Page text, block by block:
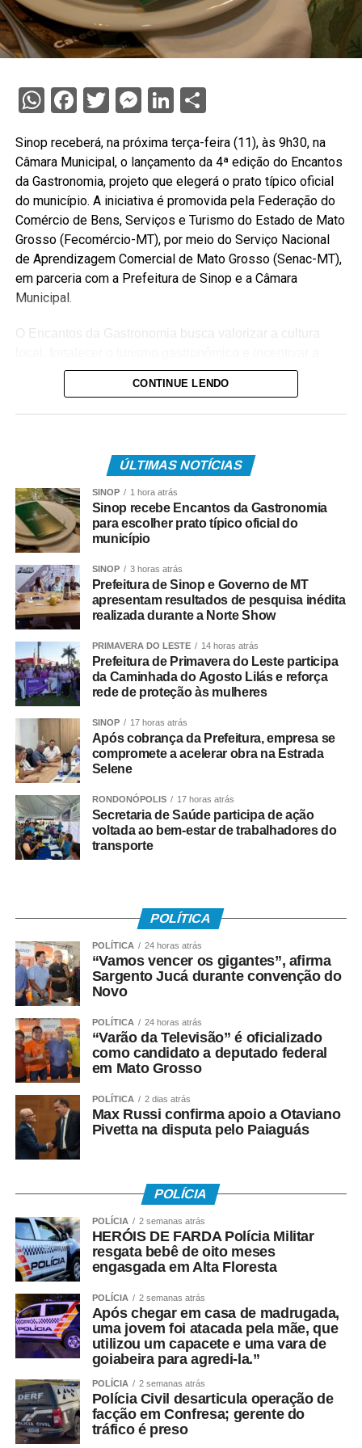
WhatsApp
Facebook
Twitter
Messenger
LinkedIn
Share
Sinop receberá, na próxima terça-feira (11), às 9h30, na
Câmara Municipal, o lançamento da 4ª edição do Encantos
da Gastronomia, projeto que elegerá o prato típico oficial
do município. A iniciativa é promovida pela Federação do
Comércio de Bens, Serviços e Turismo do Estado de Mato
Grosso (Fecomércio-MT), por meio do Serviço Nacional
de Aprendizagem Comercial de Mato Grosso (Senac-MT),
em parceria com a Prefeitura de Sinop e a Câmara
Municipal.
O Encantos da Gastronomia busca valorizar a cultura
participação da comunidade na construção de uma
identidade culinária que represente a história, os
costumes e as características da cidade. A participação
jurídicas poderão inscrever receitas originais para
concorrer ao título de prato típico oficial de Sinop. As
propostas serão avaliadas por uma comissão julgadora
com base em critérios como originalidade, criatividade e
relevância cultural.
O edital com as regras de participação e o período de
inscrições será divulgado no dia 19 de agosto. A
competição contará com etapas de avaliação técnica,
execução dos pratos e votação popular. Ao final do
processo, a receita vencedora será reconhecida
oficialmente por meio de lei municipal.
representa uma oportunidade para fortalecer a identidade
cultural do município e impulsionar o desenvolvimento
econômico por meio da gastronomia. “É uma grande
alegria para Sinop participar desse projeto, que valoriza
nossa cultura, nossa história e os sabores da nossa terra.
A gastronomia também é uma forma de mostrar o
potencial do nosso município, fortalecer os
A diretora de Turismo da Prefeitura de Sinop, Leidiane
Viegas, ressaltou que a escolha de um prato típico oficial
contribuirá para fortalecer a identidade turística do
município e ampliar a valorização da gastronomia como
atrativo para moradores e visitantes. “A gastronomia é
uma das expressões mais importantes da identidade de
um destino turístico. A escolha de um prato típico oficial
permitirá destacar ingredientes, histórias, tradições e
influências que fazem parte da formação de Sinop. Além
de valorizar os empreendedores do setor, essa iniciativa
contribui para fortalecer a imagem do município, criar
novas experiências para os visitantes e ampliar o
sentimento de pertencimento da população em relação à
Segundo o presidente do Sistema Fecomércio-MT,
Sebastião Gonçalves, valorizar a gastronomia regional é
fortalecer toda uma cadeia econômica. “O Encantos da
Gastronomia movimenta o comércio, gera oportunidades
para empreendedores, impulsiona o turismo e cria
possibilidades de renda. Ao reconhecer a culinária local
como patrimônio cultural, o projeto reafirma o
compromisso do Sistema Comércio com o
desenvolvimento dos municípios mato-grossenses”,
afirmou.
O diretor regional do Senac-MT, Igor Cunha, ressaltou
que o projeto ultrapassa a proposta de uma competição
CONTINUE LENDO
ÚLTIMAS NOTÍCIAS
SINOP 1 hora atrás
Sinop recebe Encantos da Gastronomia
para escolher prato típico oficial do
município
SINOP 3 horas atrás
Prefeitura de Sinop e Governo de MT
apresentam resultados de pesquisa inédita
realizada durante a Norte Show
PRIMAVERA DO LESTE 14 horas atrás
Prefeitura de Primavera do Leste participa
da Caminhada do Agosto Lilás e reforça
rede de proteção às mulheres
SINOP 17 horas atrás
Após cobrança da Prefeitura, empresa se
compromete a acelerar obra na Estrada
Selene
RONDONÓPOLIS 17 horas atrás
Secretaria de Saúde participa de ação
voltada ao bem-estar de trabalhadores do
transporte
POLÍTICA
POLÍTICA 24 horas atrás
“Vamos vencer os gigantes”, afirma
Sargento Jucá durante convenção do
Novo
POLÍTICA 24 horas atrás
“Varão da Televisão” é oficializado
como candidato a deputado federal
em Mato Grosso
POLÍTICA 2 dias atrás
Max Russi confirma apoio a Otaviano
Pivetta na disputa pelo Paiaguás
POLÍCIA
POLÍCIA 2 semanas atrás
HERÓIS DE FARDA Polícia Militar
resgata bebê de oito meses
engasgada em Alta Floresta
POLÍCIA 2 semanas atrás
Após chegar em casa de madrugada,
uma jovem foi atacada pela mãe, que
utilizou um capacete e uma vara de
goiabeira para agredi-la.”
POLÍCIA 2 semanas atrás
Polícia Civil desarticula operação de
facção em Confresa; gerente do
tráfico é preso